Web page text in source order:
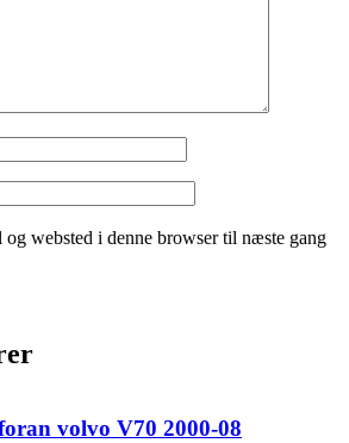
websted i denne browser til næste gang
volvo V70 2000-08